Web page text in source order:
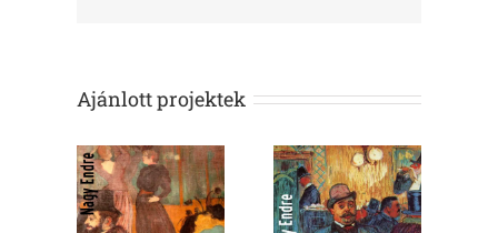
Ajánlott projektek